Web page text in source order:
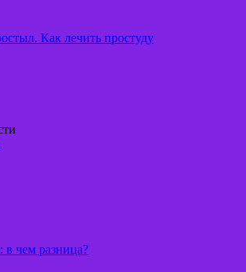
Как лечить простуду
в чем разница?